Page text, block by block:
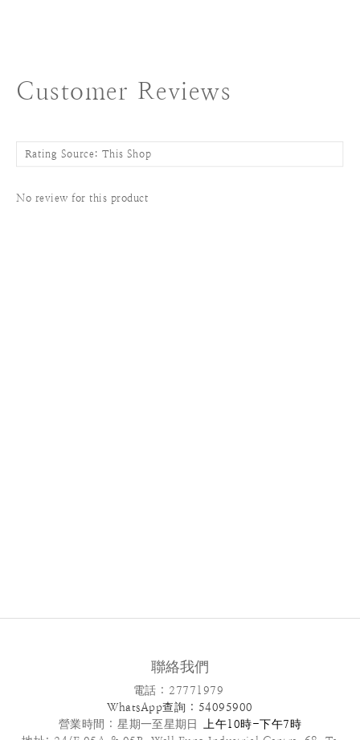
Customer Reviews
No review for this product
聯絡我們
電話 : 27771979
WhatsApp查詢 : 54095900
營業時間 :星期一至星期日
上午10時-下午7時